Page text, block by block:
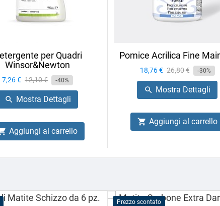
per Quadri
Winsor&Newton
Prezzo
7,26 € Prezzo
base
12,10 € -40%
 Mostra Dettagli
Aggiungi al carrello
Pomice Acrilica Fine
Prezzo
18,76 € Prezzo
base
26,80 € -30%
 Mostra Dettagli
 Aggiungi al carrello
Prezzo scontato